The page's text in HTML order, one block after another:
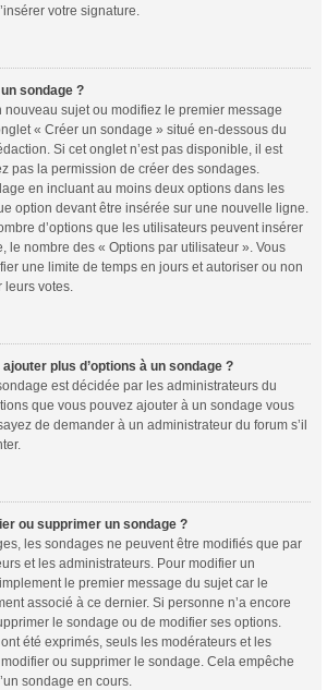
votre signature.
sondage ?
nouveau sujet ou modifiez le premier message
« Créer un sondage » situé en-dessous du
Si cet onglet n’est pas disponible, il est
pas la permission de créer des sondages.
en incluant au moins deux options dans les
option devant être insérée sur une nouvelle ligne.
d’options que les utilisateurs peuvent insérer
le nombre des « Options par utilisateur ». Vous
une limite de temps en jours et autoriser ou non
leurs votes.
plus d’options à un sondage ?
est décidée par les administrateurs du
que vous pouvez ajouter à un sondage vous
de demander à un administrateur du forum s’il
ou supprimer un sondage ?
les sondages ne peuvent être modifiés que par
et les administrateurs. Pour modifier un
le premier message du sujet car le
associé à ce dernier. Si personne n’a encore
le sondage ou de modifier ses options.
été exprimés, seuls les modérateurs et les
ou supprimer le sondage. Cela empêche
sondage en cours.